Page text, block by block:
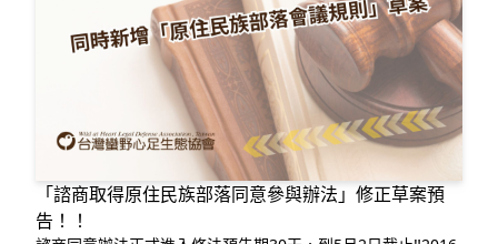
「諮商取得原住民族部落同意參與辦法」修正草案預
告！！